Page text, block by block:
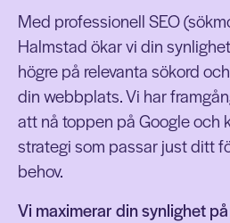
Med professionell SEO
Halmstad ökar vi din
högre på relevanta sökord
din webbplats. Vi har
att nå toppen på Google och
strategi som passar just ditt
behov.
Vi maximerar din synlighet